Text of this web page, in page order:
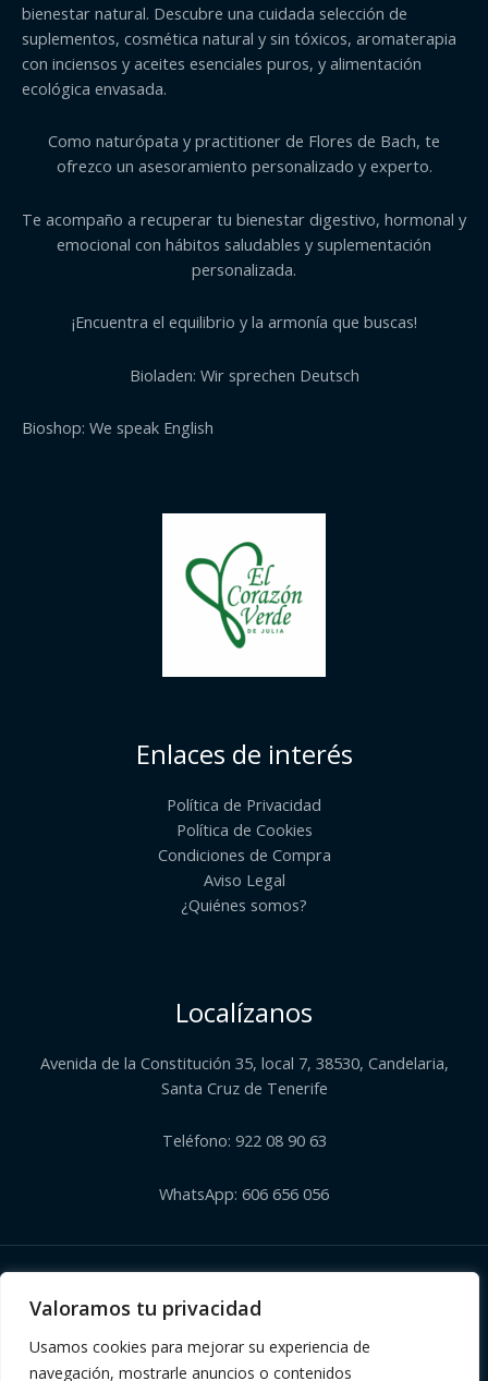
Valoramos tu privacidad
Usamos cookies para mejorar su experiencia de
navegación, mostrarle anuncios o contenidos
bienestar natural. Descubre una cuidada selección de
suplementos, cosmética natural y sin tóxicos, aromaterapia
con inciensos y aceites esenciales puros, y alimentación
ecológica envasada.
Como naturópata y practitioner de Flores de Bach, te
ofrezco un asesoramiento personalizado y experto.
Te acompaño a recuperar tu bienestar digestivo, hormonal y
emocional con hábitos saludables y suplementación
personalizada.
¡Encuentra el equilibrio y la armonía que buscas!
Bioladen: Wir sprechen Deutsch
Bioshop: We speak English
Enlaces de interés
Política de Privacidad
Política de Cookies
Condiciones de Compra
Aviso Legal
¿Quiénes somos?​
Localízanos
Avenida de la Constitución 35, local 7, 38530, Candelaria,
Santa Cruz de Tenerife
Teléfono: 922 08 90 63
WhatsApp: 606 656 056